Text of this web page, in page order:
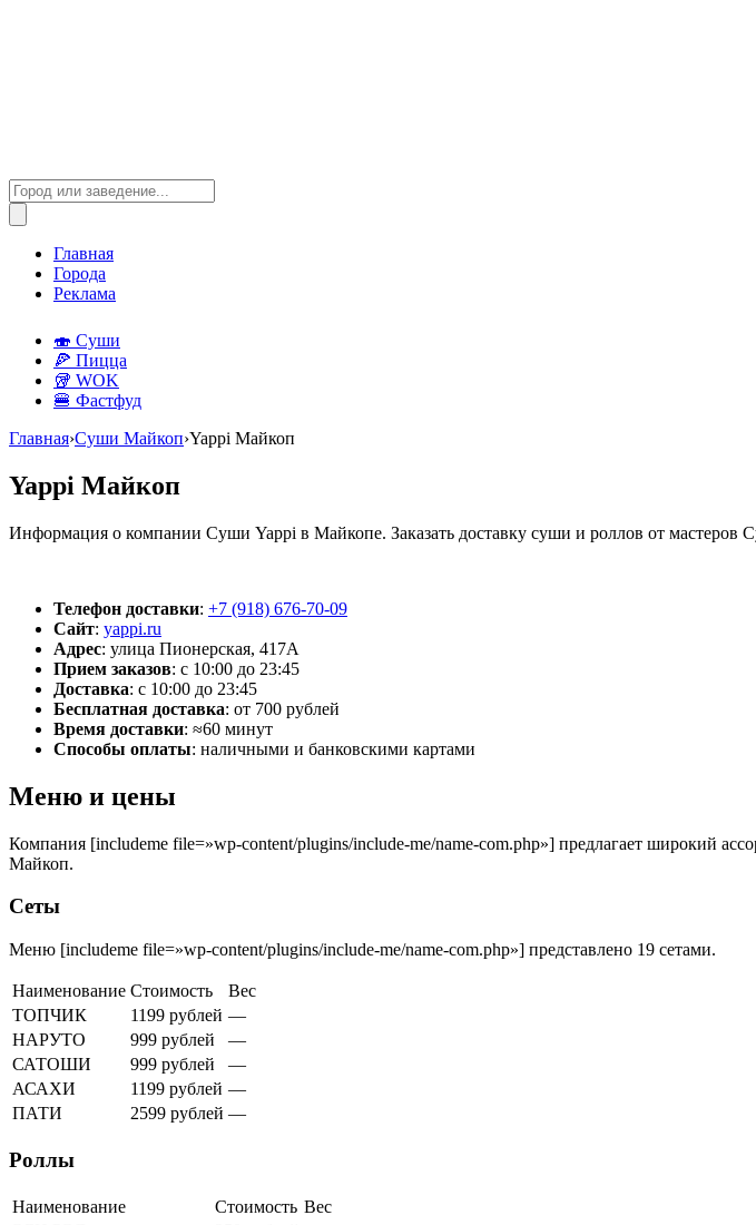
Главная
Города
Реклама
🍣 Суши
🍕 Пицца
🥡 WOK
🍔 Фастфуд
Главная›Суши Майкоп›Yappi Майкоп
Yappi Майкоп
Информация о компании Суши Yappi в Майкопе. Заказать доставку суши и роллов от
Телефон доставки: +7 (918) 676-70-09
Сайт: yappi.ru
Адрес: улица Пионерская, 417А
Прием заказов: с 10:00 до 23:45
Доставка: с 10:00 до 23:45
Бесплатная доставка: от 700 рублей
Время доставки: ≈60 минут
Способы оплаты: наличными и банковскими картами
Меню и цены
Компания [includeme file=»wp-content/plugins/include-me/name-com.php»] предлагает широкий
Майкоп.
Сеты
Меню [includeme file=»wp-content/plugins/include-me/name-com.php»] представлено 19 сетами.
Наименование Стоимость
Вес
ТОПЧИК
1199 рублей —
НАРУТО
999 рублей
—
САТОШИ
999 рублей
—
АСАХИ
1199 рублей —
ПАТИ
2599 рублей —
Роллы
Наименование Стоимость Вес